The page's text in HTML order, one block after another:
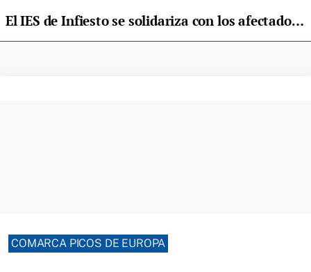
El IES de Infiesto se solidariza con los afectados por el volcán de La Palma
COMARCA PICOS DE EUROPA